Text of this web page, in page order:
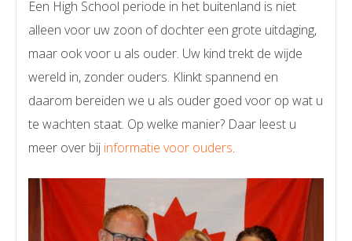
Een High School periode in het buitenland is niet
alleen voor uw zoon of dochter een grote uitdaging,
maar ook voor u als ouder. Uw kind trekt de wijde
wereld in, zonder ouders. Klinkt spannend en
daarom bereiden we u als ouder goed voor op wat u
te wachten staat. Op welke manier? Daar leest u
meer over bij informatie voor ouders.